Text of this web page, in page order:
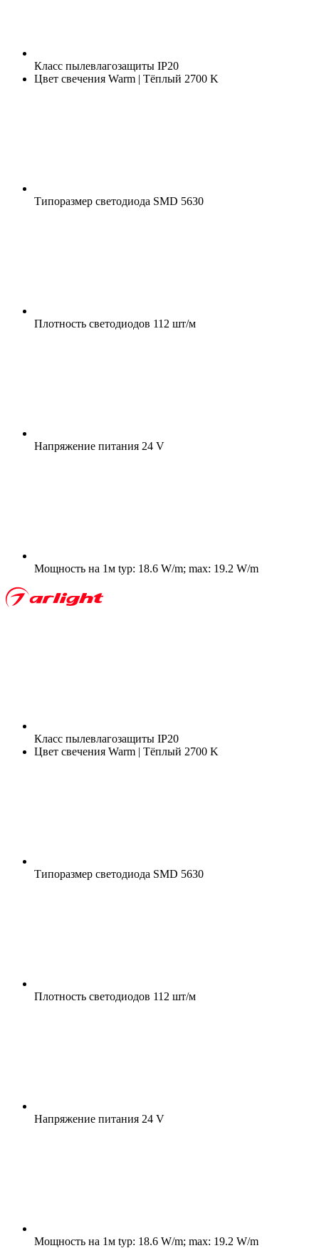
Класс пылевлагозащиты IP20
Цвет свечения Warm | Тёплый 2700 K
Типоразмер светодиода SMD 5630
Плотность светодиодов 112 шт/м
Напряжение питания 24 V
Мощность на 1м typ: 18.6 W/m; max: 19.2 W/m
Класс пылевлагозащиты IP20
Цвет свечения Warm | Тёплый 2700 K
Типоразмер светодиода SMD 5630
Плотность светодиодов 112 шт/м
Напряжение питания 24 V
Мощность на 1м typ: 18.6 W/m; max: 19.2 W/m